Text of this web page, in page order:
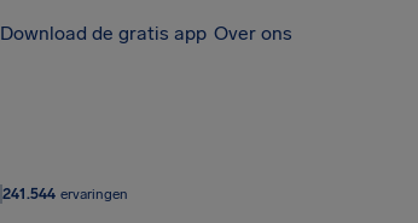
Download de gratis app Over ons
241.544 ervaringen